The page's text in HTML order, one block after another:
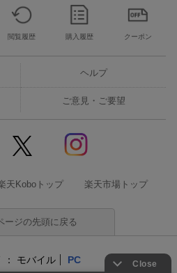
閲覧履歴 購入履歴 クーポン
ヘルプ
ご意見・ご要望
天Koboトップ 楽天市場トップ
ージの先頭に戻る
モバイル PC